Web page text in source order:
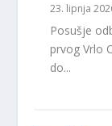
23. lipnja
Posušje
prvog Vrlo
do...